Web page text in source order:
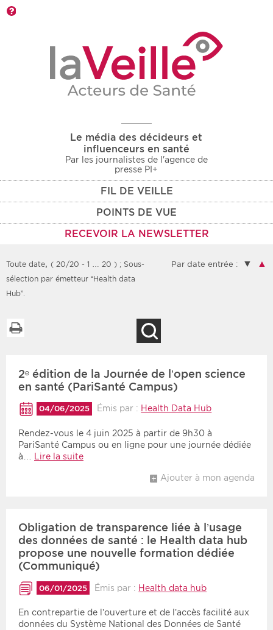
Le média des décideurs et
influenceurs en santé
Par les journalistes de l'agence de
presse PI+
FIL DE VEILLE
POINTS DE VUE
RECEVOIR LA NEWSLETTER
Filtres
prochains jours
Communiqués des 10
derniers jours
Type d'information
Communiqués
Médico-social
Inversé
Toute date, ( 20/20 - 1 … 20 ) ; Sous-
sélection par émetteur “Health data
Hub”.
Par date entrée : ▼ ▲
2ᵉ édition de la Journée de l’open science
en santé (PariSanté Campus)
04/06/2025 Émis par : Health Data Hub
Rendez-vous le 4 juin 2025 à partir de 9h30 à
PariSanté Campus ou en ligne pour une journée dédiée
à…
Lire la suite
Ajouter à mon agenda
Obligation de transparence liée à l’usage
des données de santé : le Health data hub
propose une nouvelle formation dédiée
(Communiqué)
06/01/2025 Émis par : Health data hub
En contrepartie de l’ouverture et de l’accès facilité aux
données du Système National des Données de Santé